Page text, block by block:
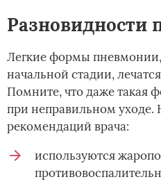
Разновидности
Легкие формы
начальной стадии,
Помните, что даже такая
при неправильном
рекомендаций врача:
используются